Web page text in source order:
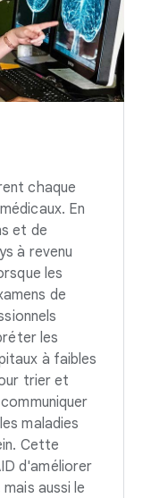
chaque
En
et de
à revenu
les
de
les
à faibles
trier et
maladies
Cette
d'améliorer
aussi le